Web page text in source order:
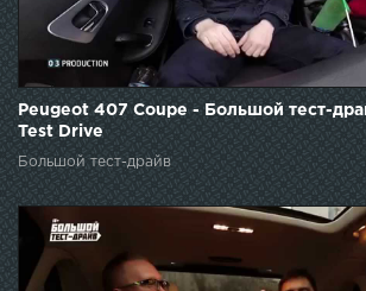
Peugeot 407 Coupe - Большой тест-
Test Drive
Большой тест-драйв